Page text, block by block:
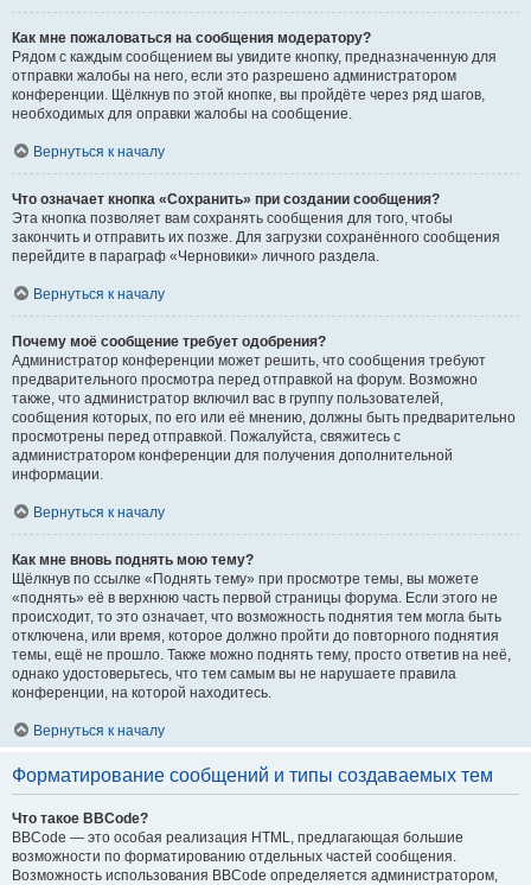
Как мне пожаловаться на сообщения модератору?
Рядом с каждым сообщением вы увидите кнопку, предназначенную для
отправки жалобы на него, если это разрешено администратором
конференции. Щёлкнув по этой кнопке, вы пройдёте через ряд шагов,
необходимых для оправки жалобы на сообщение.
Вернуться к началу
Что означает кнопка «Сохранить» при создании сообщения?
Эта кнопка позволяет вам сохранять сообщения для того, чтобы
закончить и отправить их позже. Для загрузки сохранённого сообщения
перейдите в параграф «Черновики» личного раздела.
Вернуться к началу
Почему моё сообщение требует одобрения?
Администратор конференции может решить, что сообщения требуют
предварительного просмотра перед отправкой на форум. Возможно
также, что администратор включил вас в группу пользователей,
сообщения которых, по его или её мнению, должны быть предварительно
просмотрены перед отправкой. Пожалуйста, свяжитесь с
администратором конференции для получения дополнительной
информации.
Вернуться к началу
Как мне вновь поднять мою тему?
Щёлкнув по ссылке «Поднять тему» при просмотре темы, вы можете
«поднять» её в верхнюю часть первой страницы форума. Если этого не
происходит, то это означает, что возможность поднятия тем могла быть
отключена, или время, которое должно пройти до повторного поднятия
темы, ещё не прошло. Также можно поднять тему, просто ответив на неё,
однако удостоверьтесь, что тем самым вы не нарушаете правила
конференции, на которой находитесь.
Вернуться к началу
Форматирование сообщений и типы создаваемых тем
Что такое BBCode?
BBCode — это особая реализация HTML, предлагающая большие
возможности по форматированию отдельных частей сообщения.
Возможность использования BBCode определяется администратором,